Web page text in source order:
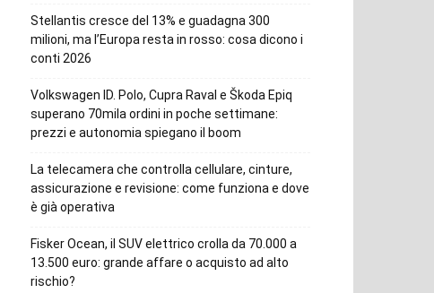
Stellantis cresce del 13% e guadagna 300
milioni, ma l’Europa resta in rosso: cosa dicono i
conti 2026
Volkswagen ID. Polo, Cupra Raval e Škoda Epiq
superano 70mila ordini in poche settimane:
prezzi e autonomia spiegano il boom
La telecamera che controlla cellulare, cinture,
assicurazione e revisione: come funziona e dove
è già operativa
Fisker Ocean, il SUV elettrico crolla da 70.000 a
13.500 euro: grande affare o acquisto ad alto
rischio?